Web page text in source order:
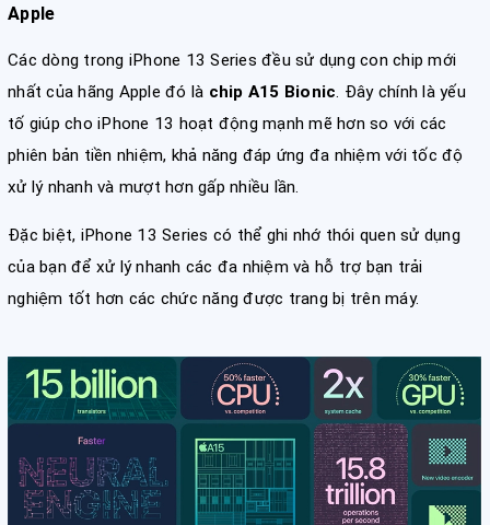
Apple
Các dòng trong iPhone 13 Series đều sử dụng con chip mới
nhất của hãng Apple đó là chip A15 Bionic . Đây chính là yếu
tố giúp cho iPhone 13 hoạt động mạnh mẽ hơn so với các
phiên bản tiền nhiệm, khả năng đáp ứng đa nhiệm với tốc độ
xử lý nhanh và mượt hơn gấp nhiều lần.
Đặc biệt, iPhone 13 Series có thể ghi nhớ thói quen sử dụng
của bạn để xử lý nhanh các đa nhiệm và hỗ trợ bạn trải
nghiệm tốt hơn các chức năng được trang bị trên máy.